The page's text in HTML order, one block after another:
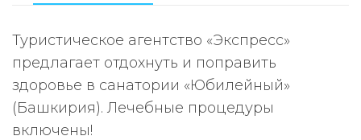
Туристическое агентство «Экспресс»
предлагает отдохнуть и поправить
здоровье в санатории «Юбилейный»
(Башкирия). Лечебные процедуры
включены!